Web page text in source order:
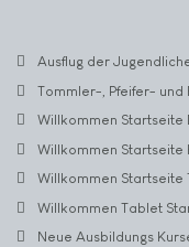
Ausflug der
Tommler-, Pfeifer- und
Willkommen Startseite
Willkommen Startseite
Willkommen Startseite
Willkommen Tablet
Neue Ausbildungs